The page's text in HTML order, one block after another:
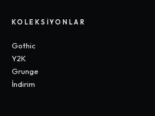
KOLEKSIYONLAR
Gothic
Y2K
Grunge
İndirim